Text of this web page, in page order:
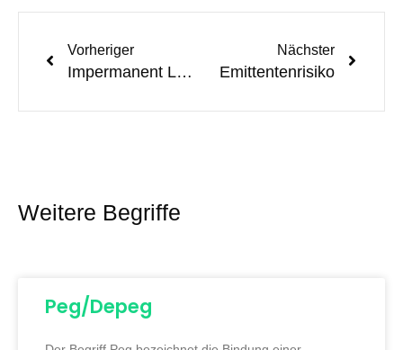
Vorheriger
Impermanent Loss
Nächster
Emittentenrisiko
Weitere Begriffe
Peg/Depeg